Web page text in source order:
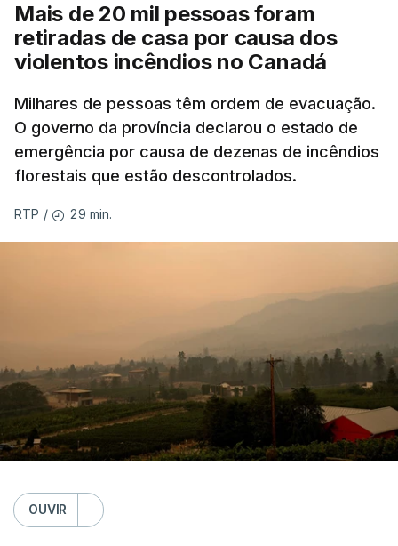
Mais de 20 mil pessoas foram
retiradas de casa por causa dos
violentos incêndios no Canadá
Milhares de pessoas têm ordem de evacuação.
O governo da província declarou o estado de
emergência por causa de dezenas de incêndios
florestais que estão descontrolados.
RTP / 29 min.
OUVIR